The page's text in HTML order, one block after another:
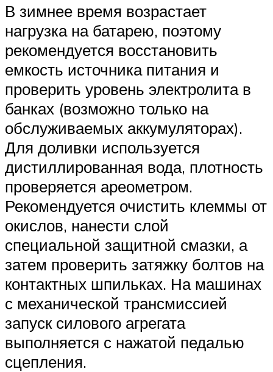
В зимнее время возрастает
нагрузка на батарею, поэтому
рекомендуется восстановить
емкость источника питания и
проверить уровень электролита в
банках (возможно только на
обслуживаемых аккумуляторах).
Для доливки используется
дистиллированная вода, плотность
проверяется ареометром.
Рекомендуется очистить клеммы от
окислов, нанести слой
специальной защитной смазки, а
затем проверить затяжку болтов на
контактных шпильках. На машинах
с механической трансмиссией
запуск силового агрегата
выполняется с нажатой педалью
сцепления.